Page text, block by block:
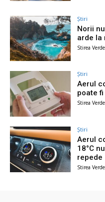
Știri
Norii
arde la
Stirea Verde
Știri
Aerul
poate
Stirea Verde
Știri
Aerul
18°C
repede
Stirea Verde